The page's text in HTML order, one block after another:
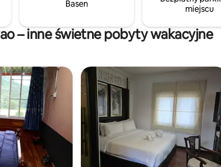
internetową, aby
of Lee - Pak Nai fishing village (raft across
Basen
miejscu
– inne świetne pobyty wakacyjne